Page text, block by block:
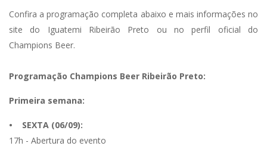
Confira a programação completa abaixo e mais informações no
site do Iguatemi Ribeirão Preto ou no perfil oficial do
Champions Beer.
Programação Champions Beer Ribeirão Preto:
Primeira semana:
• SEXTA (06/09):
17h - Abertura do evento